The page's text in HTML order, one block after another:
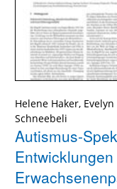
Helene Haker,
Schneebeli
Autismus-